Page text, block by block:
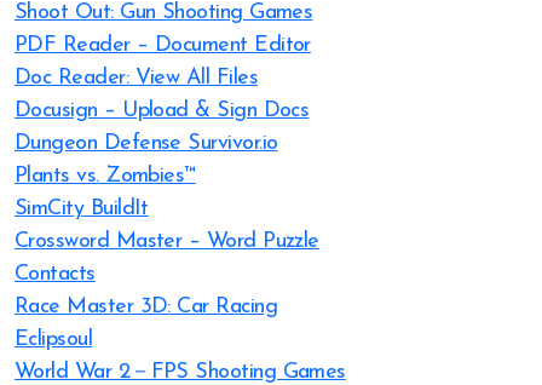
Shoot Out: Gun Shooting Games
PDF Reader – Document Editor
Doc Reader: View All Files
Docusign – Upload & Sign Docs
Dungeon Defense Survivor.io
Plants vs. Zombies™
SimCity BuildIt
Crossword Master – Word Puzzle
Contacts
Race Master 3D: Car Racing
Eclipsoul
World War 2－FPS Shooting Games